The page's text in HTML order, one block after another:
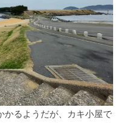
かるようだが、カキ小屋で